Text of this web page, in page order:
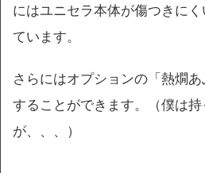
にはユニセラ本体が傷つきに
ています。
さらにはオプションの「熱燗
することができます。（僕は
が、、、）